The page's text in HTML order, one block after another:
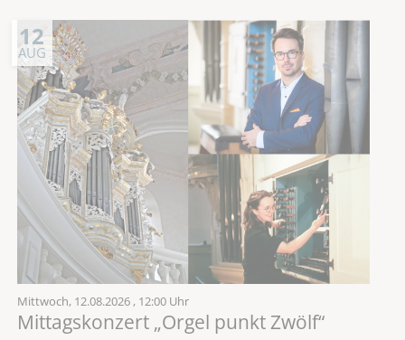
12
AUG
Mittwoch, 12.08.2026 , 12:00 Uhr
Mittagskonzert „Orgel punkt Zwölf“